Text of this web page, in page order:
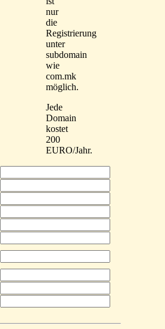
nur
die
Registrierung
unter
subdomain
wie
com.mk
möglich.
Jede
Domain
kostet
200
EURO/Jahr.